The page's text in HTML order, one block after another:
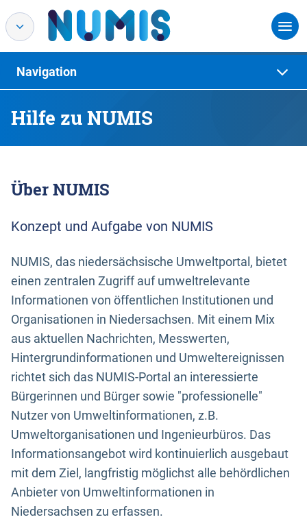
Hilfe zu NUMIS
Navigation
Über NUMIS
Konzept und Aufgabe von NUMIS
NUMIS, das niedersächsische Umweltportal, bietet
einen zentralen Zugriff auf umweltrelevante
Informationen von öffentlichen Institutionen und
Organisationen in Niedersachsen. Mit einem Mix
aus aktuellen Nachrichten, Messwerten,
Hintergrundinformationen und Umweltereignissen
richtet sich das NUMIS-Portal an interessierte
Bürgerinnen und Bürger sowie "professionelle"
Nutzer von Umweltinformationen, z.B.
Umweltorganisationen und Ingenieurbüros. Das
Informationsangebot wird kontinuierlich ausgebaut
mit dem Ziel, langfristig möglichst alle behördlichen
Anbieter von Umweltinformationen in
Niedersachsen zu erfassen.